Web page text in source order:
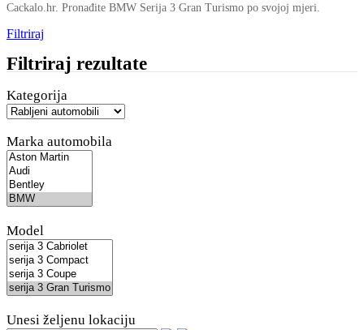
Cackalo.hr. Pronađite BMW Serija 3 Gran Turismo po svojoj mjeri.
Filtriraj
Filtriraj rezultate
Kategorija
Marka automobila
Model
Unesi željenu lokaciju